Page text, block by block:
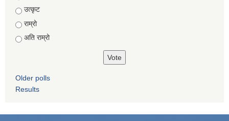
उत्कृट
राम्रो
अति राम्रो
Older polls
Results